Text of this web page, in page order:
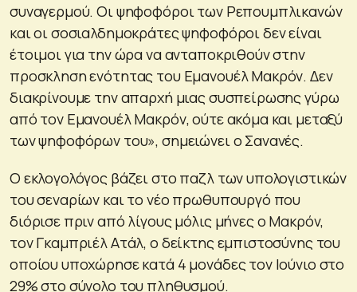
συναγερμού. Οι ψηφοφόροι των Ρεπουμπλικανών
και οι σοσιαλδημοκράτες ψηφοφόροι δεν είναι
έτοιμοι για την ώρα να ανταποκριθούν στην
προσκληση ενότητας του Εμανουέλ Μακρόν. Δεν
διακρίνουμε την απαρχή μιας συσπείρωσης γύρω
από τον Εμανουέλ Μακρόν, ούτε ακόμα και μεταξύ
των ψηφοφόρων του», σημειώνει ο Σανανές.
Ο εκλογολόγος βάζει στο παζλ των υπολογιστικών
του σεναρίων και το νέο πρωθυπουργό που
διόρισε πριν από λίγους μόλις μήνες ο Μακρόν,
τον Γκαμπριέλ Ατάλ, ο δείκτης εμπιστοσύνης του
οποίου υποχώρησε κατά 4 μονάδες τον Ιούνιο στο
29% στο σύνολο του πληθυσμού.